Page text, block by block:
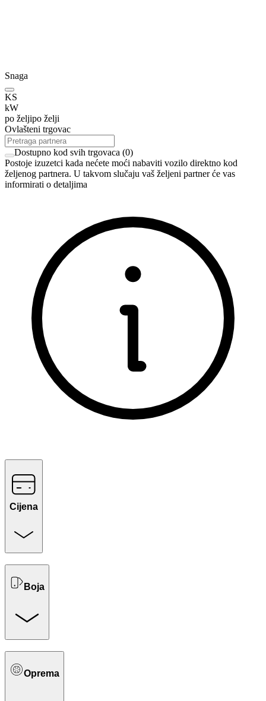
Snaga
KS
kW
po željipo želji
Ovlašteni trgovac
Dostupno kod svih trgovaca (0)
Postoje izuzetci kada nećete moći nabaviti vozilo direktno kod
željenog partnera. U takvom slučaju vaš željeni partner će vas
informirati o detaljima
Cijena
Boja
Oprema